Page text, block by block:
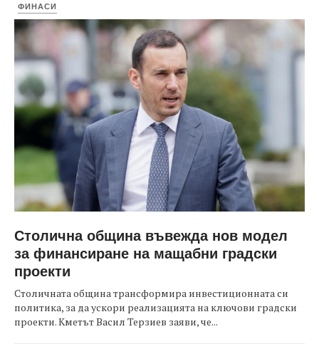
ФИНАСИ
Столична община въвежда нов модел
за финансиране на мащабни градски
проекти
Столичната община трансформира инвестиционната си
политика, за да ускори реализацията на ключови градски
проекти. Кметът Васил Терзиев заяви, че...